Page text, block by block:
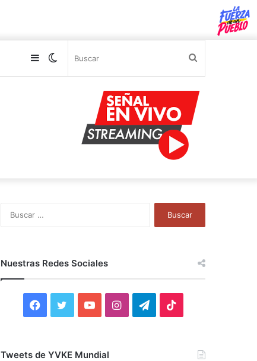
Switch
Sidebar
Nuestras Redes Sociales
F
c
i
Y
u
I
T
Tweets de YVKE Mundial